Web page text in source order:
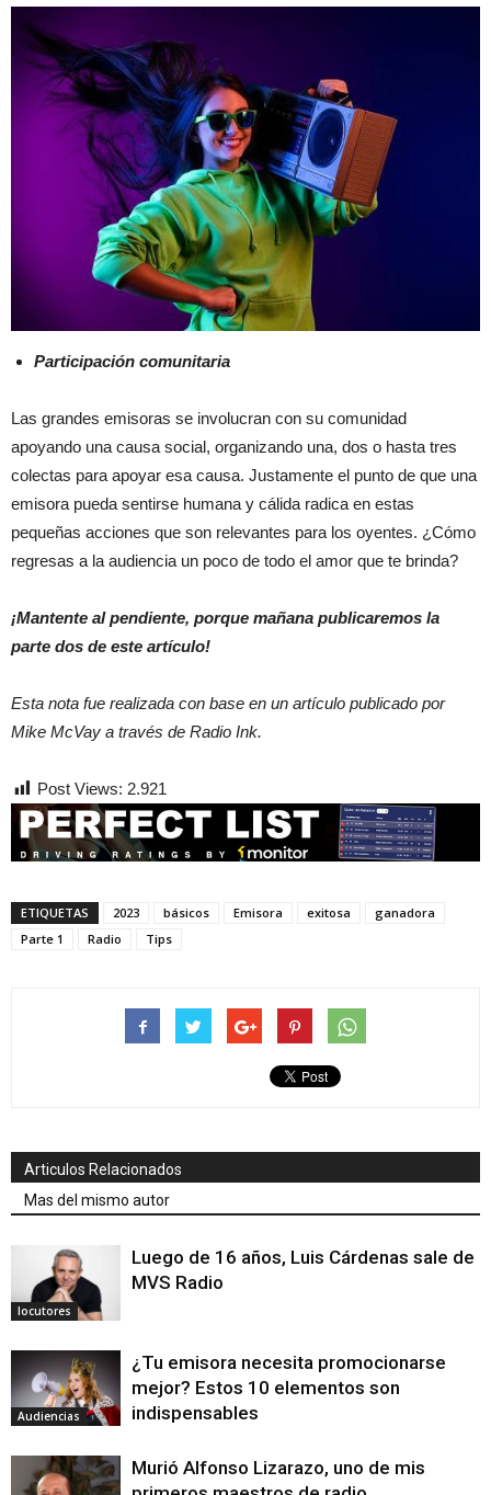
Participación comunitaria
Las grandes emisoras se involucran con su comunidad
apoyando una causa social, organizando una, dos o hasta tres
colectas para apoyar esa causa. Justamente el punto de que una
emisora pueda sentirse humana y cálida radica en estas
pequeñas acciones que son relevantes para los oyentes. ¿Cómo
regresas a la audiencia un poco de todo el amor que te brinda?
¡Mantente al pendiente, porque mañana publicaremos la
parte dos de este artículo!
Esta nota fue realizada con base en un artículo publicado por
Mike McVay a través de Radio Ink.
Post Views: 2.921
ETIQUETAS 2023 básicos Emisora exitosa
ganadora
Parte 1
Radio Tips
Articulos Relacionados
Mas del mismo autor
locutores
Luego de 16 años, Luis Cárdenas sale de
MVS Radio
Audiencias
¿Tu emisora necesita promocionarse
mejor? Estos 10 elementos son
indispensables
Murió Alfonso Lizarazo, uno de mis